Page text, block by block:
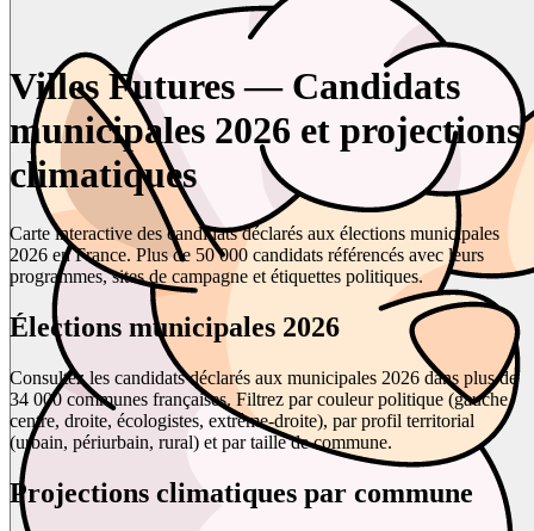
Villes Futures — Candidats
municipales 2026 et projections
climatiques
Carte interactive des candidats déclarés aux élections municipales
2026 en France. Plus de 50 000 candidats référencés avec leurs
programmes, sites de campagne et étiquettes politiques.
Élections municipales 2026
Consultez les candidats déclarés aux municipales 2026 dans plus de
34 000 communes françaises. Filtrez par couleur politique (gauche,
centre, droite, écologistes, extrême-droite), par profil territorial
(urbain, périurbain, rural) et par taille de commune.
Projections climatiques par commune